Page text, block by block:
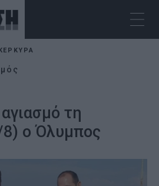
τη
ο Όλυμπος